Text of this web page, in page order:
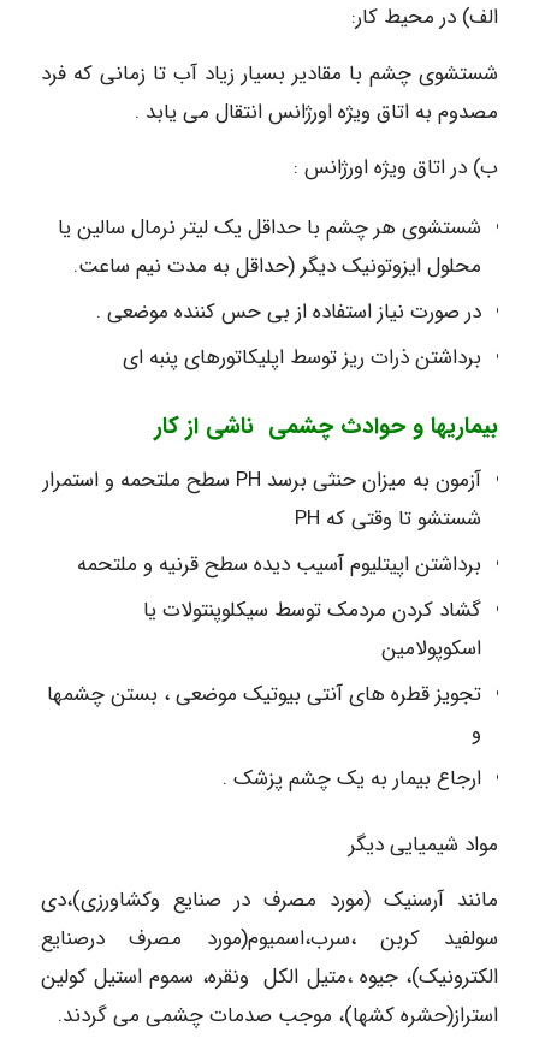
الف) در محیط کار:
شستشوی چشم با مقادیر بسیار زیاد آب تا زمانی که فرد
مصدوم به اتاق ویژه اورژانس انتقال می یابد .
ب) در اتاق ویژه اورژانس :
شستشوی هر چشم با حداقل یک لیتر نرمال سالین یا
محلول ایزوتونیک دیگر (حداقل به مدت نیم ساعت.
در صورت نیاز استفاده از بی حس کننده موضعی .
برداشتن ذرات ریز توسط اپلیکاتورهای پنبه ای
بیماریها و حوادث چشمی ناشی از کار
آزمون به میزان حنثی برسد PH سطح ملتحمه و استمرار
شستشو تا وقتی که PH
برداشتن اپیتلیوم آسیب دیده سطح قرنیه و ملتحمه
گشاد کردن مردمک توسط سیکلوپنتولات یا
اسکوپولامین
تجویز قطره های آنتی بیوتیک موضعی ، بستن چشمها
و
ارجاع بیمار به یک چشم پزشک .
مواد شیمیایی دیگر
مانند آرسنیک (مورد مصرف در صنایع وکشاورزی)،دی
سولفید کربن ،سرب،اسمیوم(مورد مصرف درصنایع
الکترونیک)، جیوه ،متیل الکل ونقره، سموم استیل کولین
استراز(حشره کشها)، موجب صدمات چشمی می گردند.